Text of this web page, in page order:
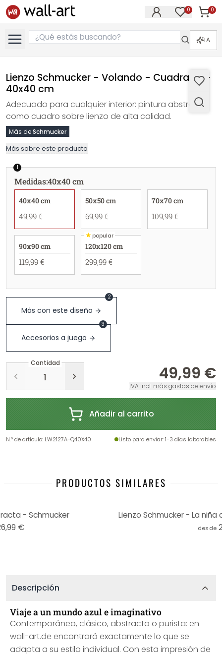
0 0
IA
Lienzo Schmucker - Volando - Cuadrado -
40x40 cm
Adecuado para cualquier interior: pintura abstracta
como cuadro sobre lienzo de alta calidad.
Más deSchmucker
Más sobre este producto
1
Medidas:40x40 cm
40x40 cm
49,99 €
50x50 cm
69,99 €
70x70 cm
109,99 €
90x90 cm
119,99 €
★popular
120x120 cm
299,99 €
Más con este diseño
2
Accesorios a juego
3
Cantidad
49,99 €
IVA incl. más gastos de envío
Añadir al carrito
N.º de artículo: LW2127A-Q40X40 Listo para enviar: 1-3 días laborables
PRODUCTOS SIMILARES
- Schmucker
€
Lienzo Schmucker - La
desde
Descripción
Viaje a un mundo azul e imaginativo
Contemporáneo, clásico, abstracto o purista: en
wall-art.de encontrará exactamente lo que se
adapta a su estilo individual. Con esta impresión de